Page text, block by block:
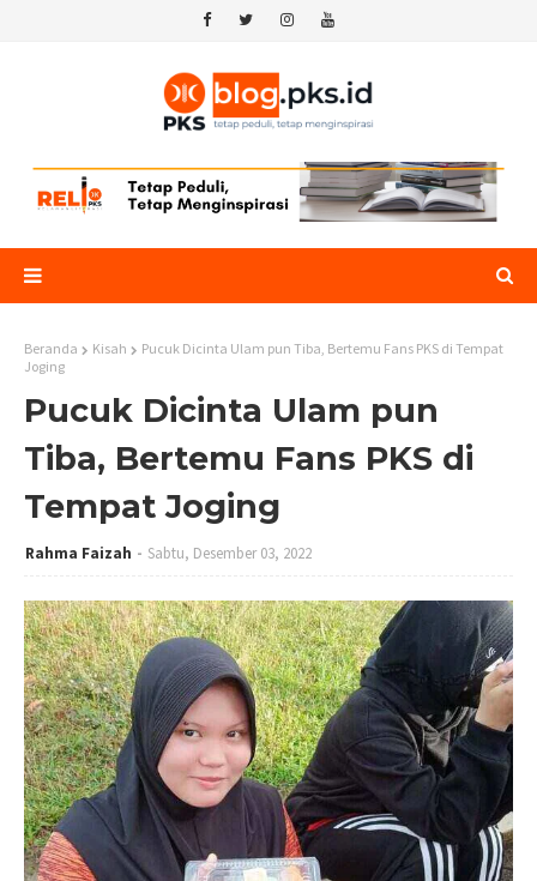
Beranda Kisah
Pucuk Dicinta Ulam pun Tiba, Bertemu Fans PKS di Tempat
Joging
Pucuk Dicinta Ulam pun
Tiba, Bertemu Fans PKS di
Tempat Joging
Rahma Faizah Sabtu, Desember 03, 2022